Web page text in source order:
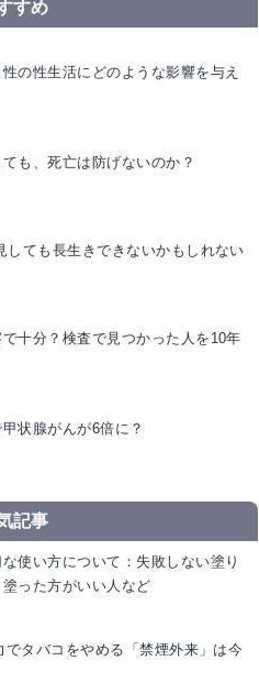
すめ
の性生活にどのような影響を与え
も、死亡は防げないのか？
しても長生きできないかもしれない
十分？検査で見つかった人を10年
状腺がんが6倍に？
記事
使い方について：失敗しない塗り
った方がいい人など
でタバコをやめる「禁煙外来」は今